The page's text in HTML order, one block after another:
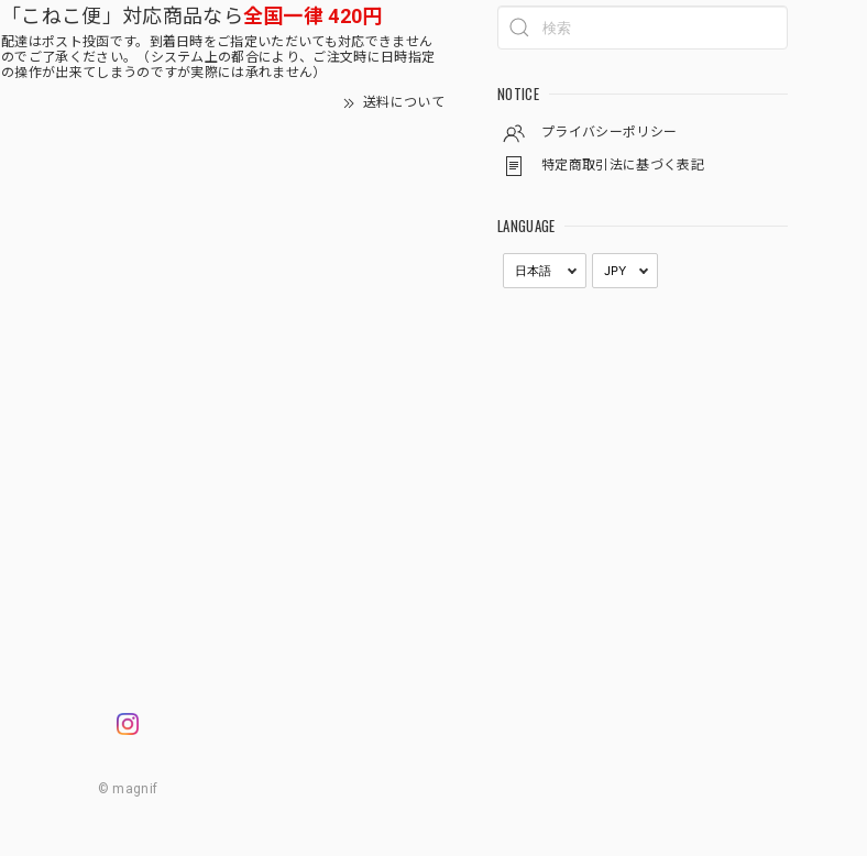
「こねこ便」対応商品なら全国一律 420円
配達はポスト投函です。到着日時をご指定いただいても対応できません
のでご了承ください。（システム上の都合により、ご注文時に日時指定
の操作が出来てしまうのですが実際には承れません）
送料について
NOTICE
プライバシーポリシー
特定商取引法に基づく表記
LANGUAGE
© magnif